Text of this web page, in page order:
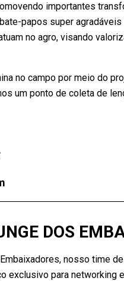
importantes
papos super
no agro, visando
no campo por meio do
um ponto de coleta de
DOS
nosso time
exclusivo para networking